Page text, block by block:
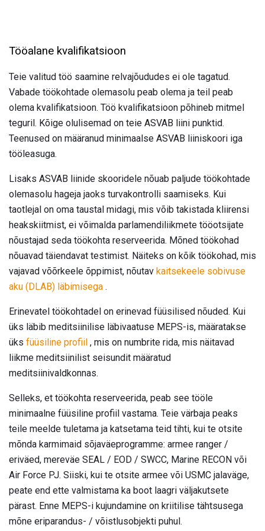
Tööalane kvalifikatsioon
Teie valitud töö saamine relvajõududes ei ole tagatud.
Vabade töökohtade olemasolu peab olema ja teil peab
olema kvalifikatsioon. Töö kvalifikatsioon põhineb mitmel
teguril. Kõige olulisemad on teie ASVAB liini punktid.
Teenused on määranud minimaalse ASVAB liiniskoori iga
tööleasuga.
Lisaks ASVAB liinide skooridele nõuab paljude töökohtade
olemasolu hageja jaoks turvakontrolli saamiseks. Kui
taotlejal on oma taustal midagi, mis võib takistada kliirensi
heakskiitmist, ei võimalda parlamendiliikmete tööotsijate
nõustajad seda töökohta reserveerida. Mõned töökohad
nõuavad täiendavat testimist. Näiteks on kõik töökohad, mis
vajavad võõrkeele õppimist, nõutav kaitsekeele sobivuse
aku (DLAB) läbimisega .
Erinevatel töökohtadel on erinevad füüsilised nõuded. Kui
üks läbib meditsiinilise läbivaatuse MEPS-is, määratakse
üks füüsiline profiil , mis on numbrite rida, mis näitavad
liikme meditsiinilist seisundit määratud
meditsiinivaldkonnas.
Selleks, et töökohta reserveerida, peab see tööle
minimaalne füüsiline profiil vastama. Teie värbaja peaks
teile meelde tuletama ja katsetama teid tihti, kui te otsite
mõnda karmimaid sõjaväeprogramme: armee ranger /
eriväed, mereväe SEAL / EOD / SWCC, Marine RECON või
Air Force PJ. Siiski, kui te otsite armee või USMC jalaväge,
peate end ette valmistama ka boot laagri väljakutsete
pärast. Enne MEPS-i kujundamine on kriitilise tähtsusega
mõne eriparandus- / võistlusobjekti puhul.